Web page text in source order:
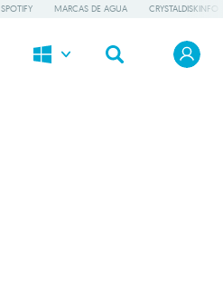
SPOTIFY MARCAS DE AGUA CRYSTALDISKINFO